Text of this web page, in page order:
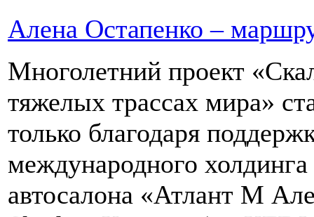
Алена Остапенко –
Многолетний проект
тяжелых трассах мира»
только благодаря
международного
автосалона «Атлант М